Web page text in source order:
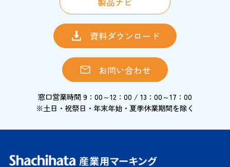
資料ダウンロード
お問い合わせ
窓口営業時間 9：00～12：00 / 13：00～17：00
※土日・祝祭日・年末年始・夏季休業期間を除く